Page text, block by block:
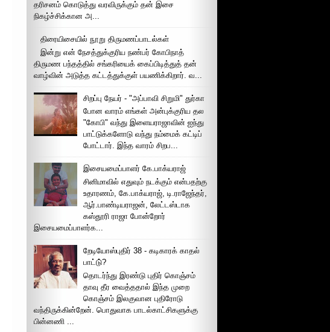
தரிசனம் கொடுத்து வரவிருக்கும் தன் இசை
நிகழ்ச்சிக்கான அ...
திரையிசையில் நூறு திருமணப்பாடல்கள்
இன்று என் நேசத்துக்குரிய நண்பர் கோபிநாத்
திருமண பந்தத்தில் சங்கரியைக் கைப்பிடித்துத் தன்
வாழ்வின் அடுத்த கட்டத்துக்குள் பயணிக்கிறார். வ...
சிறப்பு நேயர் - "அப்பாவி சிறுமி" துர்கா
போன வாரம் எங்கள் அன்புக்குரிய தல
"கோபி" வந்து இளையராஜாவின் ஐந்து
பாட்டுக்களோடு வந்து நம்மைக் கட்டிப்
போட்டார். இந்த வாரம் சிறப...
இசையமைப்பாளர் கே.பாக்யராஜ்
சினிமாவில் எதுவும் நடக்கும் என்பதற்கு
உதாரணம், கே.பாக்யராஜ், டி.ராஜேந்தர்,
ஆர்.பாண்டியராஜன், லேட்டஸ்டாக
கஸ்தூரி ராஜா போன்றோர்
இசையமைப்பாளர்க...
றேடியோஸ்புதிர் 38 - கடிகாரக் காதல்
பாட்டு்?
தொடர்ந்து இரண்டு புதிர் கொஞ்சம்
தாவு தீர வைத்ததால் இந்த முறை
கொஞ்சம் இலகுவான புதிரோடு
வந்திருக்கின்றேன். பொதுவாக பாடல்காட்சிகளுக்கு
பின்னணி ...